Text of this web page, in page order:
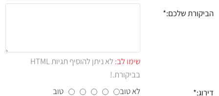
הביקורת שלכם:
שימו לב:
לא ניתן להוסיף תגיות HTML
בביקורת.!
דירוג:
לא טוב טוב